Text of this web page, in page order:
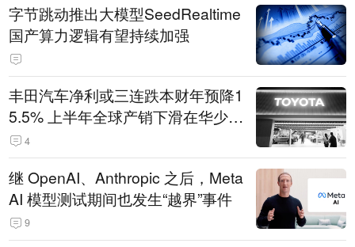
字节跳动推出大模型SeedRealtime
国产算力逻辑有望持续加强
丰田汽车净利或三连跌本财年预降1
5.5% 上半年全球产销下滑在华少卖
14.3万辆
4
继 OpenAI、Anthropic 之后，Meta
AI 模型测试期间也发生“越界”事件
9